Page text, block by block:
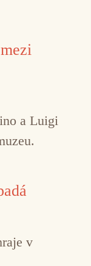
a Luigi
v